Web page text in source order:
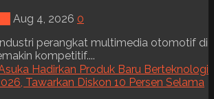
Aug 4, 2026 0
perangkat multimedia otomotif di
kompetitif....